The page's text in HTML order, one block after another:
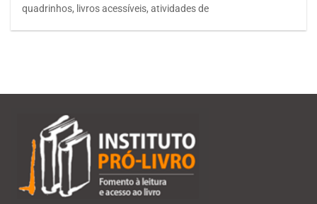
quadrinhos, livros acessíveis, atividades de